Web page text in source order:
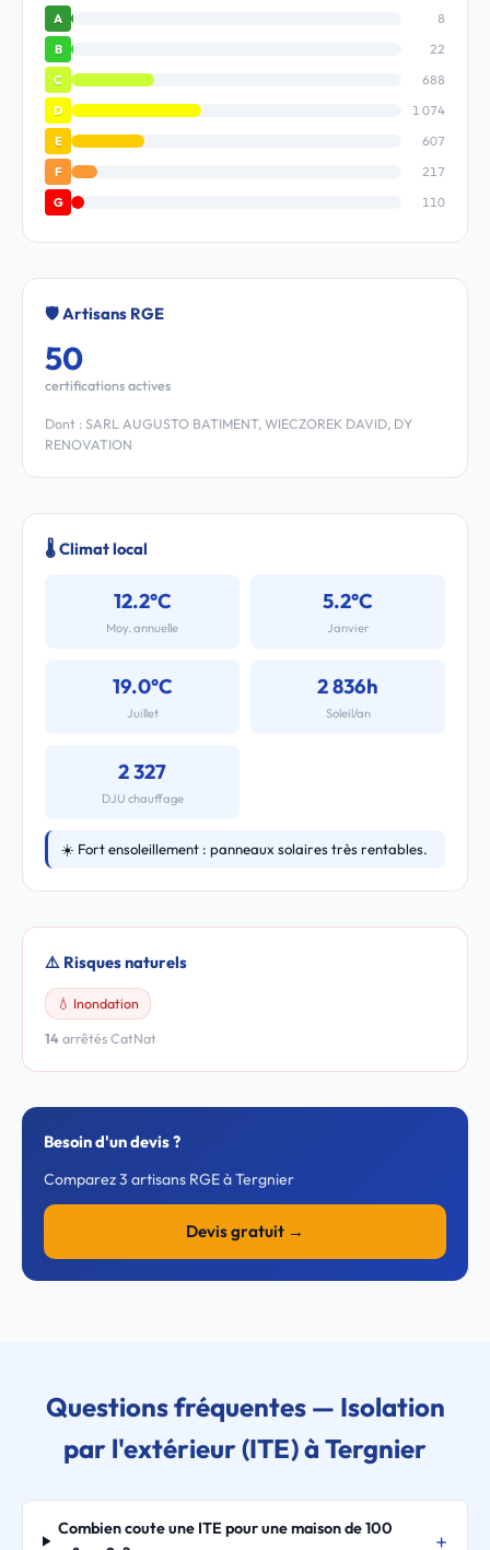
A 8
B 22
C 688
D 1 074
E 607
F 217
G 110
🛡️ Artisans RGE
50
certifications actives
Dont : SARL AUGUSTO BATIMENT, WIECZOREK DAVID, DY
RENOVATION
🌡️ Climat local
12.2°C
Moy. annuelle
5.2°C
Janvier
19.0°C
Juillet
2 836h
Soleil/an
2 327
DJU chauffage
☀️ Fort ensoleillement : panneaux solaires très rentables.
⚠️ Risques naturels
💧 Inondation
14 arrêtés CatNat
Besoin d'un devis ?
Comparez 3 artisans RGE à Tergnier
Devis gratuit →
Questions fréquentes — Isolation
par l'extérieur (ITE) à Tergnier
Combien coute une ITE pour une maison de 100